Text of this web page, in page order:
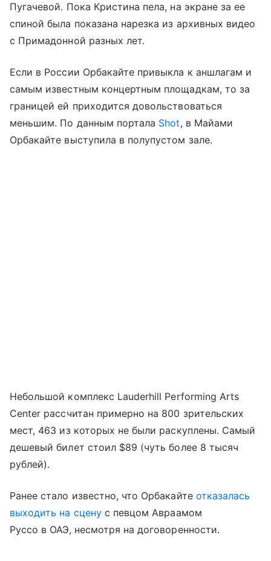
Пугачевой. Пока Кристина пела, на экране за ее
спиной была показана нарезка из архивных видео
с Примадонной разных лет.
Если в России Орбакайте привыкла к аншлагам и
самым известным концертным площадкам, то за
границей ей приходится довольствоваться
меньшим. По данным портала Shot, в Майами
Орбакайте выступила в полупустом зале.
Небольшой комплекс Lauderhill Performing Arts
Center рассчитан примерно на 800 зрительских
мест, 463 из которых не были раскуплены. Самый
дешевый билет стоил $89 (чуть более 8 тысяч
рублей).
Ранее стало известно, что Орбакайте отказалась
выходить на сценус певцом Авраамом
Руссо в ОАЭ, несмотря на договоренности.